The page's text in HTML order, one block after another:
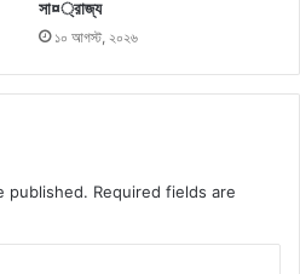
সা¤্রাজ্য
১০ আগস্ট, ২০২৬
published. Required fields are